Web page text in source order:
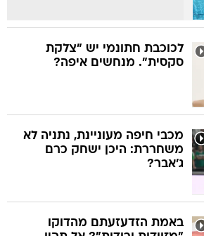
לכוכבת חתונמי יש "צלקת
סקסית". מנחשים איפה?
מכבי חיפה מעוניינת, נתניה לא
משחררת: היכן ישחק כרם
ג'אבר?
באמת הזדעזעתם מהדוקו